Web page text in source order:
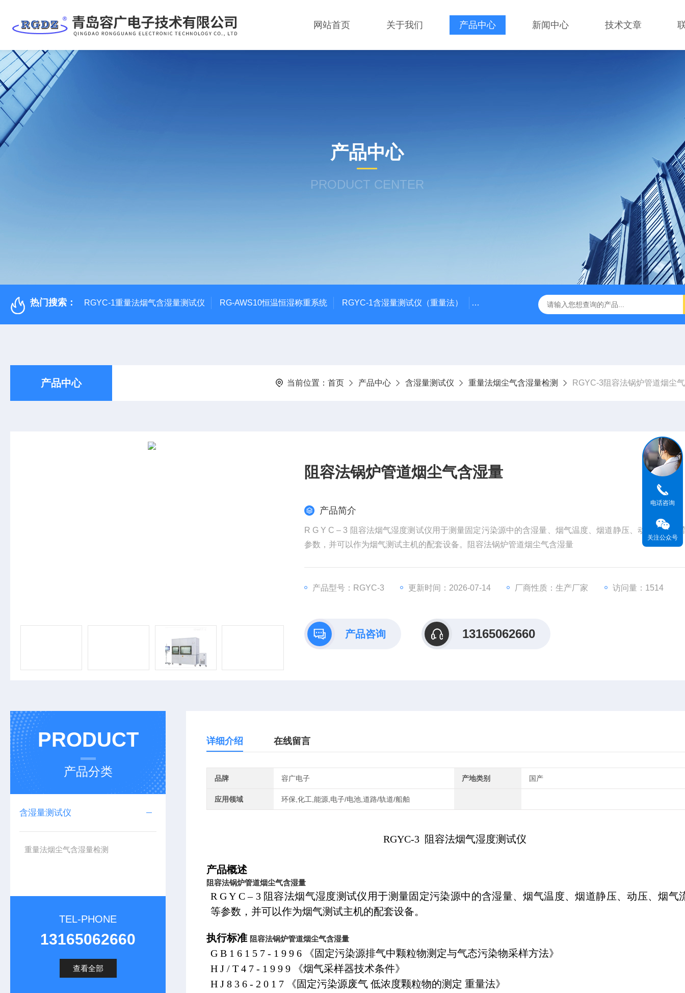
网站首页 关于我们 产品中心 新闻中心 技术文章
产品中心
PRODUCT CENTER
热门搜索： RGYC-1重量法烟气含湿量测试仪 RG-AWS10恒温恒湿称重系统 RGYC-1含湿量测试仪（重量法） RG-AWS12低浓度采样头称重系统 RGK-300容广便
产品中心 当前位置： 首页 产品中心 含湿量测试仪 重量法烟尘气含湿量检测 RGYC-3阻容法锅炉管道烟尘
阻容法锅炉管道烟尘气含湿量
产品简介
R G Y C – 3 阻容法烟气湿度测试仪用于测量固定污染源中的含湿量、烟气温度、烟道静压、动压、烟气
参数，并可以作为烟气测试主机的配套设备。阻容法锅炉管道烟尘气含湿量
产品型号：RGYC-3 更新时间：2026-07-14 厂商性质：生产厂家 访问量：1514
产品咨询 13165062660
PRODUCT
产品分类
含湿量测试仪
重量法烟尘气含湿量检测
TEL-PHONE
13165062660
查看全部
详细介绍 在线留言
品牌 容广电子 产地类别 国产
应用领域 环保,化工,能源,电子/电池,道路/轨道/船舶
RGYC-3 阻容法烟气湿度测试仪
产品概述
阻容法锅炉管道烟尘气含湿量
R G Y C – 3 阻容法烟气湿度测试仪用于测量固定污染源中的含湿量、烟气温度、烟道静压、动压、烟气
等参数，并可以作为烟气测试主机的配套设备。
执行标准 阻容法锅炉管道烟尘气含湿量
G B 1 6 1 5 7 - 1 9 9 6 《固定污染源排气中颗粒物测定与气态污染物采样方法》
H J / T 4 7 - 1 9 9 9 《烟气采样器技术条件》
H J 8 3 6 - 2 0 1 7 《固定污染源废气 低浓度颗粒物的测定 重量法》
电话咨询
关注公众号